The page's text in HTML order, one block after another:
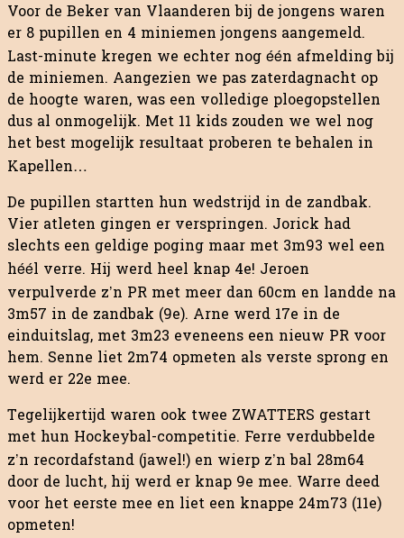
Voor de Beker van Vlaanderen bij de jongens waren
er 8 pupillen en 4 miniemen jongens aangemeld.
Last-minute kregen we echter nog één afmelding bij
de miniemen. Aangezien we pas zaterdagnacht op
de hoogte waren, was een volledige ploegopstellen
dus al onmogelijk. Met 11 kids zouden we wel nog
het best mogelijk resultaat proberen te behalen in
Kapellen…
De pupillen startten hun wedstrijd in de zandbak.
Vier atleten gingen er verspringen. Jorick had
slechts een geldige poging maar met 3m93 wel een
héél verre. Hij werd heel knap 4e! Jeroen
verpulverde z’n PR met meer dan 60cm en landde na
3m57 in de zandbak (9e). Arne werd 17e in de
einduitslag, met 3m23 eveneens een nieuw PR voor
hem. Senne liet 2m74 opmeten als verste sprong en
werd er 22e mee.
Tegelijkertijd waren ook twee ZWATTERS gestart
met hun Hockeybal-competitie. Ferre verdubbelde
z’n recordafstand (jawel!) en wierp z’n bal 28m64
door de lucht, hij werd er knap 9e mee. Warre deed
voor het eerste mee en liet een knappe 24m73 (11e)
opmeten!